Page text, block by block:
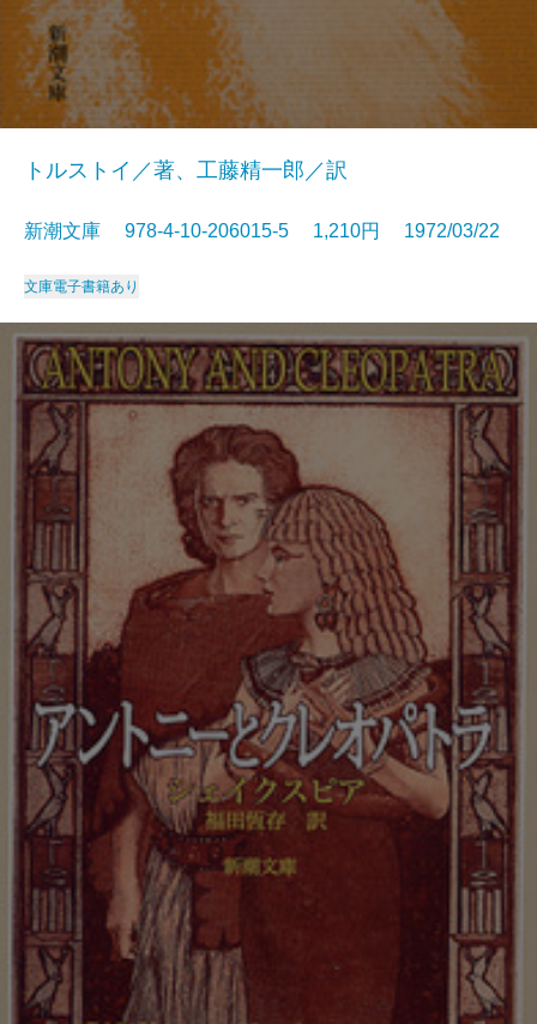
トルストイ／著、工藤精一郎／訳
新潮文庫 978-4-10-206015-5 1,210円 1972/03/22
文庫電子書籍あり